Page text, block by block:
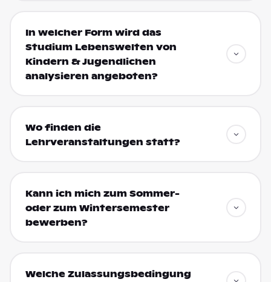
In welcher Form wird das
Studium Lebenswelten von
Kindern & Jugendlichen
analysieren angeboten?
Wo finden die
Lehrveranstaltungen statt?
Kann ich mich zum Sommer-
oder zum Wintersemester
bewerben?
Welche Zulassungsbedingung